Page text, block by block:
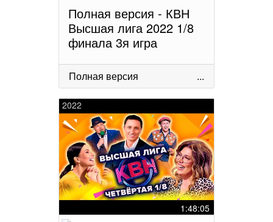
Полная версия - КВН
Высшая лига 2022 1/8
финала 3я игра
Полная версия ...
2022
1:48:05